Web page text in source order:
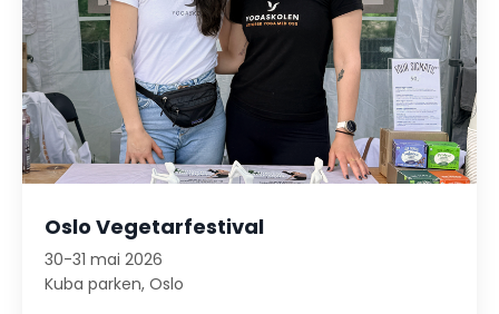
Oslo Vegetarfestival
30-31 mai 2026
Kuba parken, Oslo